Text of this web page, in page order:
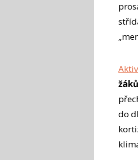
žáků
do